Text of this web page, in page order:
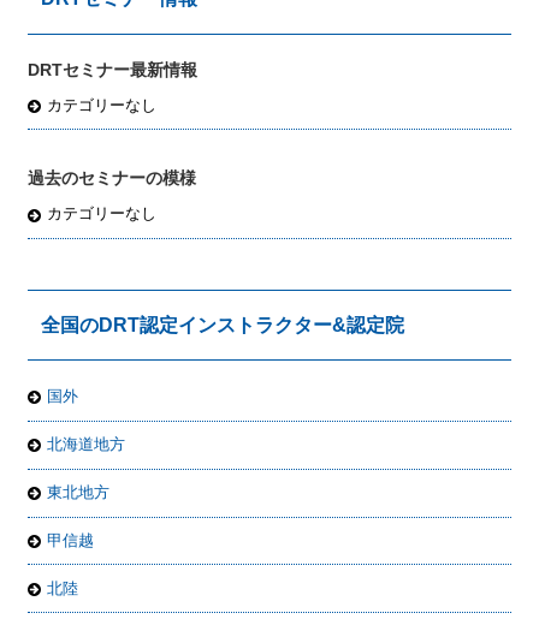
DRTセミナー最新情報
カテゴリーなし
過去のセミナーの模様
カテゴリーなし
全国のDRT認定インストラクター&認定院
国外
北海道地方
東北地方
甲信越
北陸